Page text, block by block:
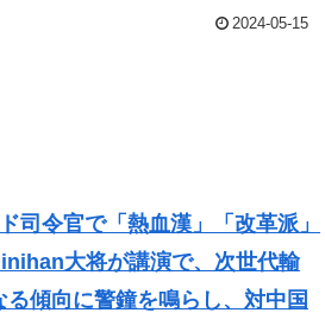
2024-05-15
司令官で「熱血漢」「改革派」
大将が講演で、次世代輸
傾向に警鐘を鳴らし、対中国